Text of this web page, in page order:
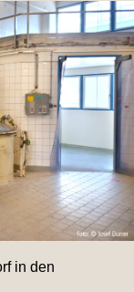
in den